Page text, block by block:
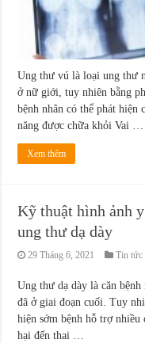
Ung thư vú là loại ung thư
ở nữ giới, tuy nhiên bằng
bệnh nhân có thể phát hiện
năng được chữa khỏi Vai …
Xem thêm
Kỹ thuật hình ảnh
ung thư dạ dày
29 Tháng 6, 2021 Tin tức
Ung thư dạ dày là căn
đã ở giai đoạn cuối. Tuy
hiện sớm bệnh hỗ trợ
hại đến thai …